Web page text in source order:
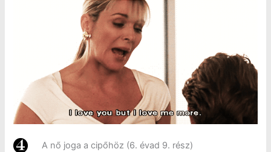
A nő joga a cipőhöz (6. évad 9. rész)